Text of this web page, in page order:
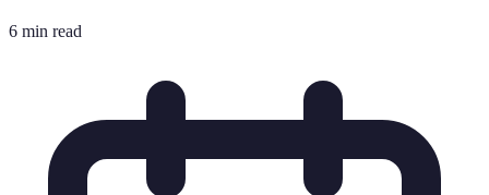
6 min read